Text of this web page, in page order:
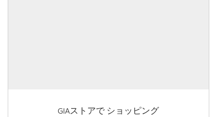
GIAストアで ショッピング